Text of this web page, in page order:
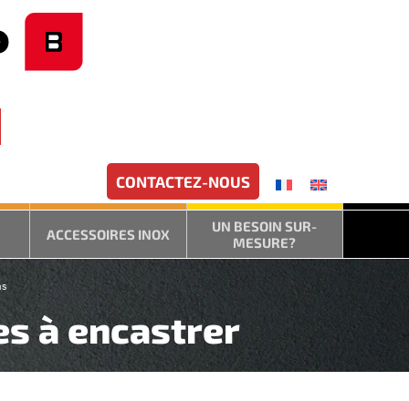
CONTACTEZ-NOUS
ACCESSOIRES INOX
UN BESOIN SUR-
MESURE?
à encastrer